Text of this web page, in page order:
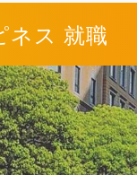
ネス 就職